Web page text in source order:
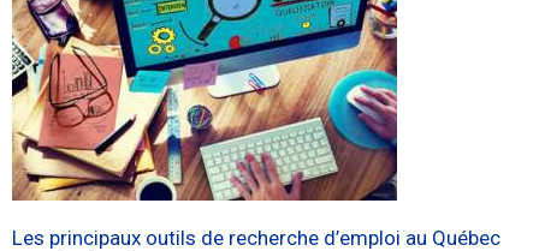
Les principaux outils de recherche d’emploi au Québec